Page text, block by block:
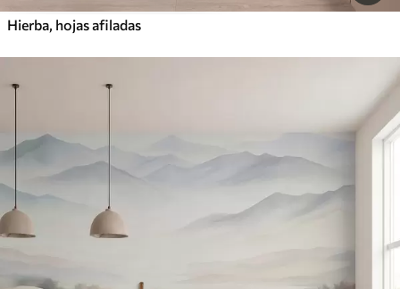
Hierba, hojas afiladas